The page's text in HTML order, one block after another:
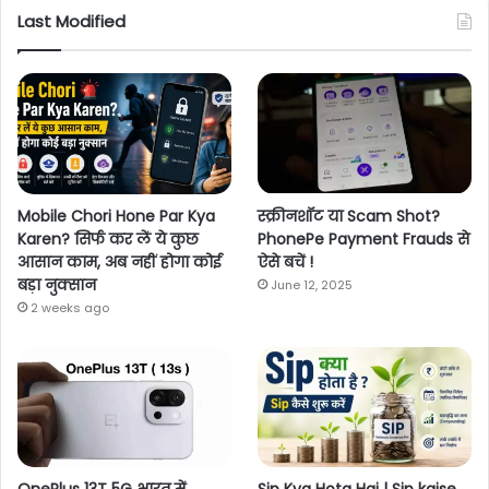
Last Modified
Mobile Chori Hone Par Kya
Karen? सिर्फ कर लें ये कुछ
आसान काम, अब नहीं होगा कोई
बड़ा नुक्सान
2 weeks ago
स्क्रीनशॉट या Scam Shot?
PhonePe Payment Frauds से
ऐसे बचें !
June 12, 2025